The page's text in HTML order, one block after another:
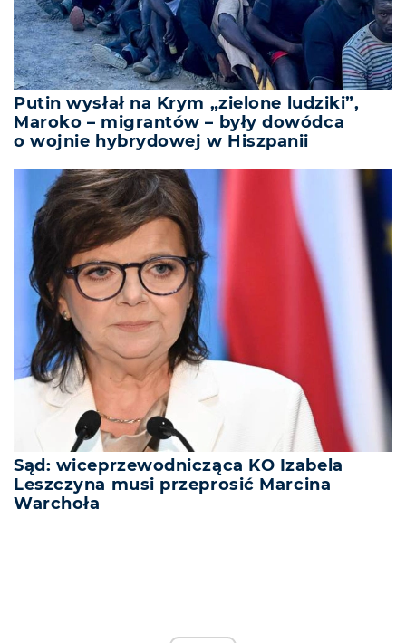
Putin wysłał na Krym „zielone ludziki”,
Maroko – migrantów – były dowódca
o wojnie hybrydowej w Hiszpanii
Sąd: wiceprzewodnicząca KO Izabela
Leszczyna musi przeprosić Marcina
Warchoła